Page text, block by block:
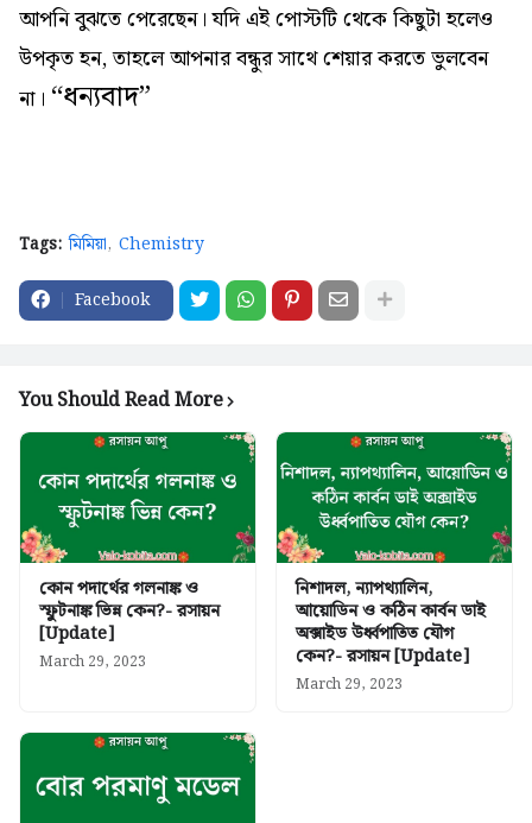
আপনি বুঝতে পেরেছেন। যদি এই পোস্টটি থেকে কিছুটা হলেও
উপকৃত হন, তাহলে আপনার বন্ধুর সাথে শেয়ার করতে ভুলবেন
না। “ধন্যবাদ”
Tags: মিমিয়া Chemistry
Facebook
You Should Read More
কোন পদার্থের গলনাঙ্ক ও
স্ফুটনাঙ্ক ভিন্ন কেন?- রসায়ন
[Update]
March 29, 2023
নিশাদল, ন্যাপথ্যালিন,
আয়োডিন ও কঠিন কার্বন ডাই
অক্সাইড উর্ধ্বপাতিত যৌগ
কেন?- রসায়ন [Update]
March 29, 2023